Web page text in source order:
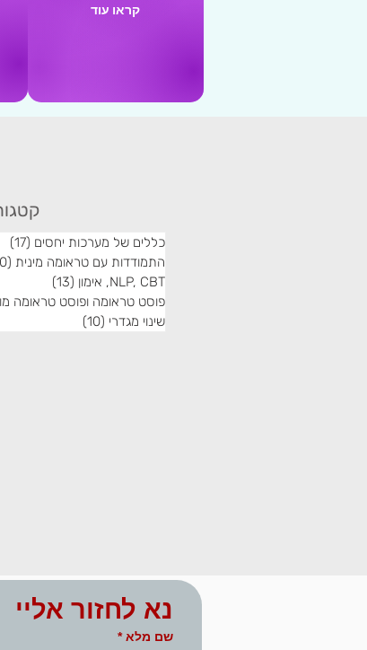
קראו עוד
כללים של מערכות יחסים (17)
התמודדות עם טראומה מינית (10)
NLP, CBT, אימון
(13)
פוסט טראומה ופוסט טראומה
שינוי מגדרי (10)
נא לחזור אליי
שם מלא *